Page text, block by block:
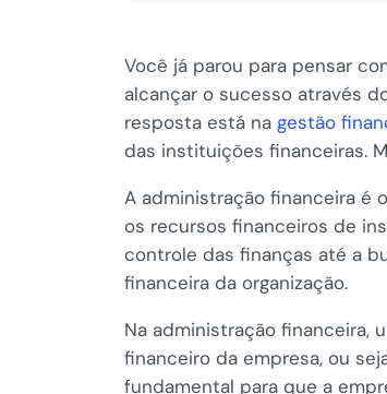
Você já parou para pensar
alcançar o sucesso através
resposta está na gestão
das instituições financeiras.
A administração financeira é
os recursos financeiros de
controle das finanças até a
financeira da organização.
Na administração financeira,
financeiro da empresa, ou
fundamental para que a